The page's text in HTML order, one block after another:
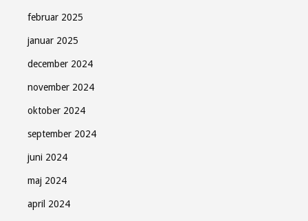
februar 2025
januar 2025
december 2024
november 2024
oktober 2024
september 2024
juni 2024
maj 2024
april 2024